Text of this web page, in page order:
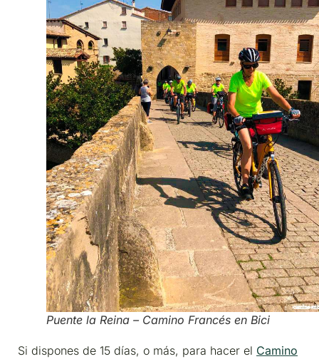
Puente la Reina – Camino Francés en Bici
Si dispones de 15 días, o más, para hacer el Camino